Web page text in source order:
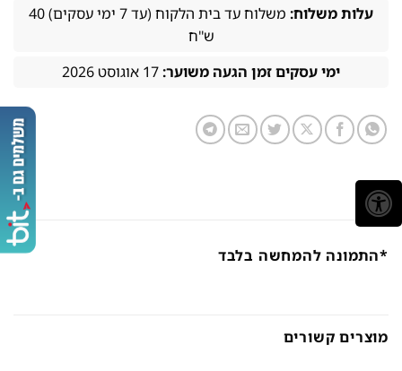
עלות משלוח:
משלוח עד בית הלקוח (עד 7 ימי עסקים) 40
ש''ח
ימי עסקים זמן הגעה משוער:17 אוגוסט 2026
*התמונה להמחשה בלבד
מוצרים קשורים